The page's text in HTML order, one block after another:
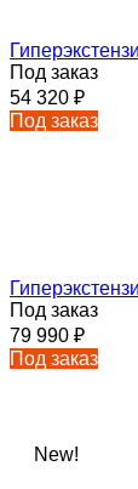
Под заказ
54 320 ₽
Под заказ
Под заказ
79 990 ₽
Под заказ
New!